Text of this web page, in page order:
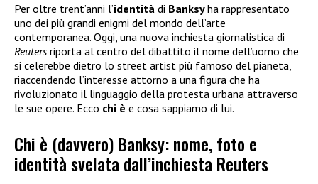
Per oltre trent’anni l’identità di Banksyha rappresentato
uno dei più grandi enigmi del mondo dell’arte
contemporanea. Oggi, una nuova inchiesta giornalistica di
Reutersriporta al centro del dibattito il nome dell’uomo che
si celerebbe dietro lo street artist più famoso del pianeta,
riaccendendo l’interesse attorno a una figura che ha
rivoluzionato il linguaggio della protesta urbana attraverso
le sue opere. Ecco chi è e cosa sappiamo di lui.
Chi è (davvero) Banksy: nome, foto e
identità svelata dall’inchiesta Reuters